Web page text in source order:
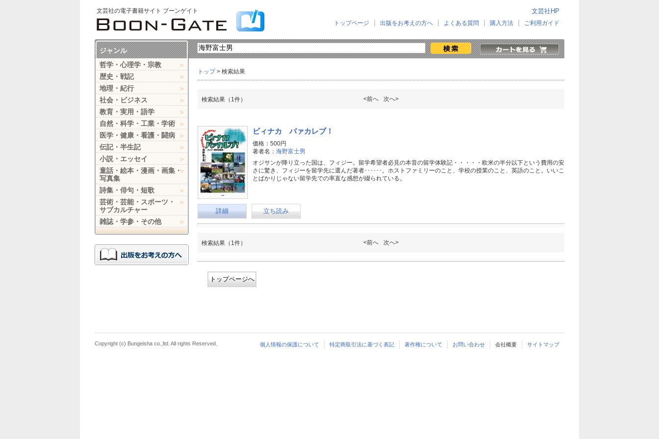
文芸社の電子書籍サイト ブーンゲイト 文芸社HP
トップページ 出版をお考えの方へ よくある質問 購入方法 ご利用ガイド
トップ> 検索結果
検索結果（1件） <前へ 次へ>
ビィナカ バァカレブ！
価格：500円
著者名： 海野富士男
オジサンが降り立った国は、フィジー。留学希望者必見の本音の留学体験記・・・・・欧米の半分以下という費用の安
さに驚き、フィジーを留学先に選んだ著者･･････。ホストファミリーのこと、学校の授業のこと、英語のこと。いいこ
とばかりじゃない留学先での率直な感想が綴られている。
詳細 立ち読み
検索結果（1件） <前へ 次へ>
トップページへ
ジャンル
哲学・心理学・宗教
歴史・戦記
地理・紀行
社会・ビジネス
教育・実用・語学
自然・科学・工業・学術
医学・健康・看護・闘病
伝記・半生記
小説・エッセイ
童話・絵本・漫画・画集・
写真集
詩集・俳句・短歌
芸術・芸能・スポーツ・
サブカルチャー
雑誌・学参・その他
個人情報の保護について 特定商取引法に基づく表記 著作権について お問い合わせ 会社概要 サイトマップ
Copyright (c) Bungeisha co.,ltd. All rights Reserved.